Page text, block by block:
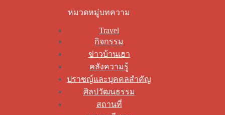
หมวดหมู่บทความ
Travel
กิจกรรม
ข่าวบ้านเฮา
คลังความรู้
ปราชญ์และบุคคลสำคัญ
ศิลปวัฒนธรรม
สถานที่